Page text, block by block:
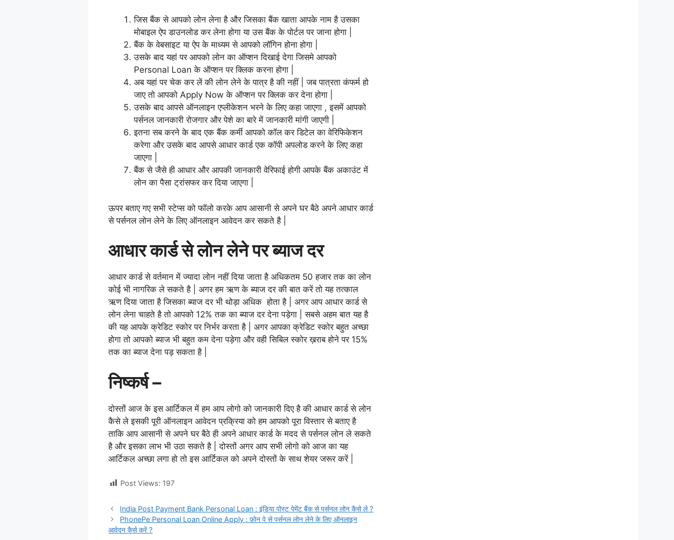
जिस बैंक से आपको लोन लेना है और जिसका बैंक खाता आपके नाम है उसका
मोबाइल ऐप डाउनलोड कर लेना होगा या उस बैंक के पोर्टल पर जाना होगा |
बैंक के वेबसाइट या ऐप के माध्यम से आपको लॉगिन होना होगा |
उसके बाद यहां पर आपको लोन का ऑप्शन दिखाई देगा जिसमे आपको
Personal Loan के ऑप्शन पर क्लिक करना होगा |
अब यहां पर चेक कर लें की लोन लेने के पात्र है की नहीं | जब पात्रता कंफर्म हो
जाए तो आपको Apply Now के ऑप्शन पर क्लिक कर देना होगा |
उसके बाद आपसे ऑनलाइन एप्लीकेशन भरने के लिए कहा जाएगा , इसमें आपको
पर्सनल जानकारी रोजगार और पेशे का बारे में जानकारी मांगी जाएगी |
इतना सब करने के बाद एक बैंक कर्मी आपको कॉल कर डिटेल का वेरिफिकेशन
करेगा और उसके बाद आपसे आधार कार्ड एक कॉपी अपलोड करने के लिए कहा
जाएगा |
बैंक से जैसे ही आधार और आपकी जानकारी वेरिफाई होगी आपके बैंक अकाउंट में
लोन का पैसा ट्रांसफर कर दिया जाएगा |
ऊपर बताए गए सभी स्टेप्स को फॉलो करके आप आसानी से अपने घर बैठे अपने आधार कार्ड
से पर्सनल लोन लेने के लिए ऑनलाइन आवेदन कर सकते है |
आधार कार्ड से लोन लेने पर ब्याज दर
आधार कार्ड से वर्तमान में ज्यादा लोन नहीं दिया जाता है अधिकतम 50 हजार तक का लोन
कोई भी नागरिक ले सकते है | अगर हम ऋण के ब्याज दर की बात करें तो यह तत्काल
ऋण दिया जाता है जिसका ब्याज दर भी थोड़ा अधिक होता है | अगर आप आधार कार्ड से
लोन लेना चाहते है तो आपको 12% तक का ब्याज दर देना पड़ेगा | सबसे अहम बात यह है
की यह आपके क्रेडिट स्कोर पर निर्भर करता है | अगर आपका क्रेडिट स्कोर बहुत अच्छा
होगा तो आपको ब्याज भी बहुत कम देना पड़ेगा और वही सिबिल स्कोर ख़राब होने पर 15%
तक का ब्याज देना पड़ सकता है |
निष्कर्ष –
दोस्तों आज के इस आर्टिकल में हम आप लोगो को जानकारी दिए है की आधार कार्ड से लोन
कैसे ले इसकी पूरी ऑनलाइन आवेदन प्रक्रिया को हम आपको पूरा विस्तार से बताए है
ताकि आप आसानी से अपने घर बैठे ही अपने आधार कार्ड के मदद से पर्सनल लोन ले सकते
है और इसका लाभ भी उठा सकते है | दोस्तों अगर आप सभी लोगो को आज का यह
आर्टिकल अच्छा लगा हो तो इस आर्टिकल को अपने दोस्तों के साथ शेयर जरूर करें |
Post Views: 197
India Post Payment Bank Personal Loan : इंडिया पोस्ट पेमेंट बैंक से पर्सनल लोन कैसे ले ?
PhonePe Personal Loan Online Apply : फ़ोन पे से पर्सनल लोन लेने के लिए ऑनलाइन
आवेदन कैसे करें ?